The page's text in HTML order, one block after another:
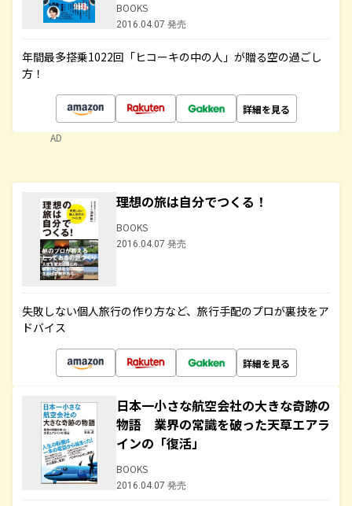
BOOKS
2016.04.07 発売
年間最多搭乗1022回「ヒコーキの中の人」が贈る空の過ごし
方！
詳細を見る
AD
理想の旅は自分でつくる！
BOOKS
2016.04.07 発売
失敗しない個人旅行の作り方など、旅行手配のプロが裏技をア
ドバイス
詳細を見る
日本一小さな航空会社の大きな奇跡の
物語 業界の常識を破った天草エアラ
インの「復活」
BOOKS
2016.04.07 発売